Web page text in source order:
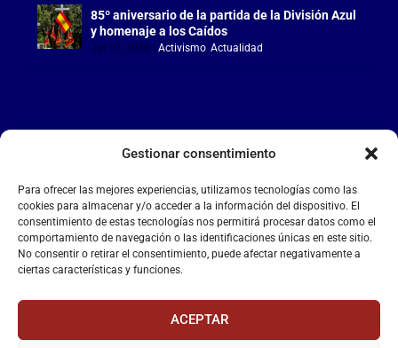
Gestionar consentimiento
Para ofrecer las mejores experiencias, utilizamos tecnologías como las
cookies para almacenar y/o acceder a la información del dispositivo. El
consentimiento de estas tecnologías nos permitirá procesar datos como el
comportamiento de navegación o las identificaciones únicas en este sitio.
No consentir o retirar el consentimiento, puede afectar negativamente a
ciertas características y funciones.
ACEPTAR
85º aniversario de la partida de la División Azul
y homenaje a los Caídos
Jul 15, 2026 |Activismo ,Actualidad
LA FALANGE
Reproductor
de
vídeo